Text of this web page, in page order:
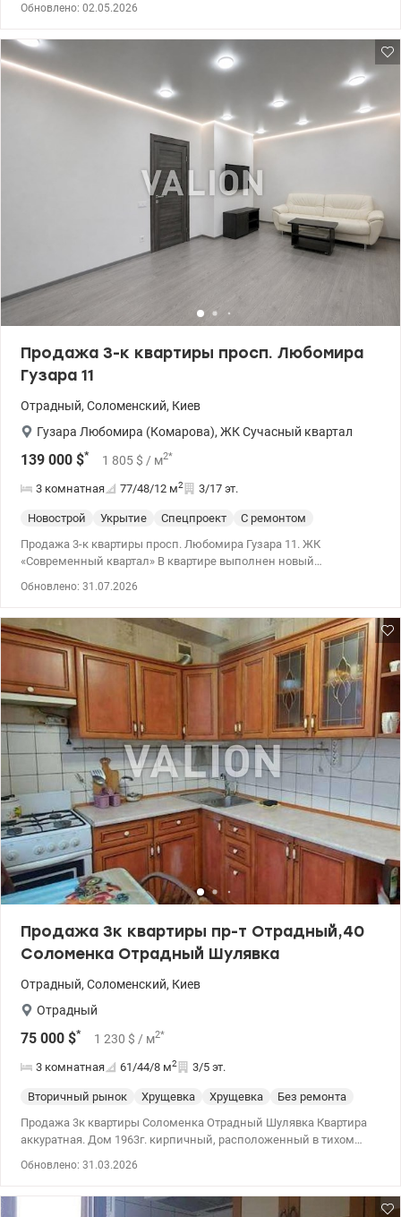
школа, детский сад, магазины, спорт комплекс. Ближайшая
станция м. Шулявска. Также продажа машиноместа в паркинге.
044 200 10 80 Valion.ua/1134948
Обновлено: 02.05.2026
Продажа 3-к квартиры просп. Любомира
Гузара 11
Отрадный, Соломенский, Киев
Гузара Любомира (Комарова), ЖК Сучасный квартал
139 000 $* 1 805 $ / м2*
3 комнатная 77/48/12 м2 3/17 эт.
Новострой Укрытие Спецпроект
С ремонтом
Продажа 3-к квартиры просп. Любомира Гузара 11. ЖК
«Современный квартал» В квартире выполнен новый
Обновлено: 31.07.2026
Продажа 3к квартиры пр-т Отрадный,40
Соломенка Отрадный Шулявка
Отрадный, Соломенский, Киев
Отрадный
75 000 $* 1 230 $ / м2*
3 комнатная 61/44/8 м2 3/5 эт.
Вторичный рынок Хрущевка Хрущевка
Без ремонта
Продажа 3к квартиры Соломенка Отрадный Шулявка Квартира
аккуратная. Дом 1963г. кирпичный, расположенный в тихом
живи. Пол паркет, стены обои, полностью меблированы. В
Обновлено: 31.03.2026